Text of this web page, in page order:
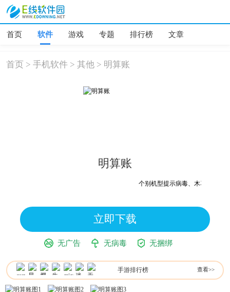
首页 软件 游戏 专题 排行榜 文章
首页 >手机软件 >其他 > 明算账
明算账
个别机型提示病毒、木马、危险，
立即下载
无广告 无病毒 无捆绑
手游排行榜 查看>>